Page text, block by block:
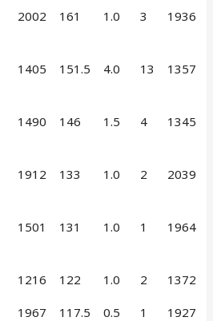
2002 161 1.0 3 1936
1405 151.5 4.0 13 1357
1490 146 1.5 4 1345
1912 133 1.0 2 2039
1501 131 1.0 1 1964
1216 122 1.0 2 1372
1967 117.5 0.5 1 1927